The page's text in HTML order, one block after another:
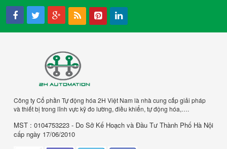
Công ty Cổ phần Tự động hóa 2H Việt Nam là nhà cung cấp giải pháp
và thiết bị trong lĩnh vực kỹ đo lường, điều khiển, tự động hóa,….
MST : 0104753223 - Do Sở Kế Hoạch và Đầu Tư Thành Phố Hà Nội
cấp ngày 17/06/2010